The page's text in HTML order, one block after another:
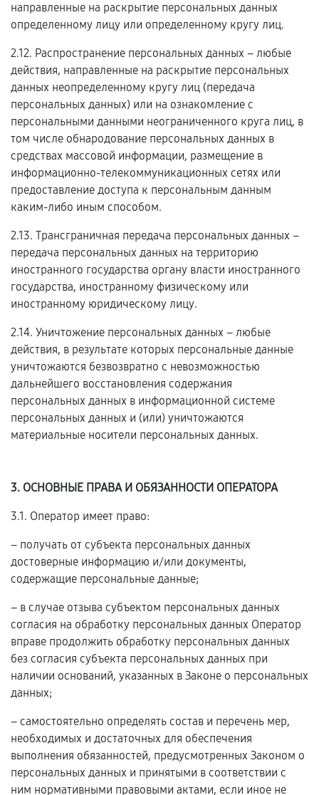
направленные на раскрытие персональных данных
определенному лицу или определенному кругу лиц.
2.12. Распространение персональных данных – любые
действия, направленные на раскрытие персональных
данных неопределенному кругу лиц (передача
персональных данных) или на ознакомление с
персональными данными неограниченного круга лиц, в
том числе обнародование персональных данных в
средствах массовой информации, размещение в
информационно-телекоммуникационных сетях или
предоставление доступа к персональным данным
каким-либо иным способом.
2.13. Трансграничная передача персональных данных –
передача персональных данных на территорию
иностранного государства органу власти иностранного
государства, иностранному физическому или
иностранному юридическому лицу.
2.14. Уничтожение персональных данных – любые
действия, в результате которых персональные данные
уничтожаются безвозвратно с невозможностью
дальнейшего восстановления содержания
персональных данных в информационной системе
персональных данных и (или) уничтожаются
материальные носители персональных данных.
3. ОСНОВНЫЕ ПРАВА И ОБЯЗАННОСТИ ОПЕРАТОРА
3.1. Оператор имеет право:
– получать от субъекта персональных данных
достоверные информацию и/или документы,
содержащие персональные данные;
– в случае отзыва субъектом персональных данных
согласия на обработку персональных данных Оператор
вправе продолжить обработку персональных данных
без согласия субъекта персональных данных при
наличии оснований, указанных в Законе о персональных
данных;
– самостоятельно определять состав и перечень мер,
необходимых и достаточных для обеспечения
выполнения обязанностей, предусмотренных Законом о
персональных данных и принятыми в соответствии с
ним нормативными правовыми актами, если иное не